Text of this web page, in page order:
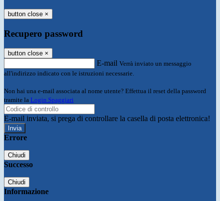
button close ×
Recupero password
button close ×
E-mail Verrà inviato un messaggio
all'indirizzo indicato con le istruzioni necessarie.
Non hai una e-mail associata al nome utente? Effettua il reset della password
tramite la Login Spaggiari
E-mail inviata, si prega di controllare la casella di posta elettronica!
Errore
Chiudi
Successo
Chiudi
Informazione